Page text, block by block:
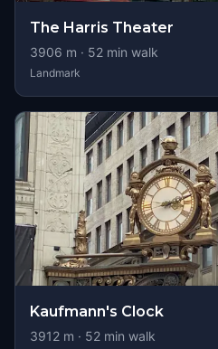
The Harris Theater
3906 m · 52 min walk
Landmark
Kaufmann's Clock
3912 m · 52 min walk